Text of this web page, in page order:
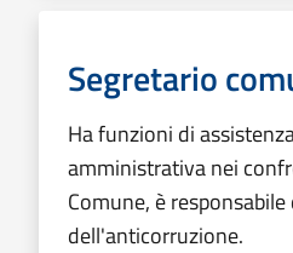
Segretario
Ha funzioni di
amministrativa nei
Comune, è
dell'anticorruzione.